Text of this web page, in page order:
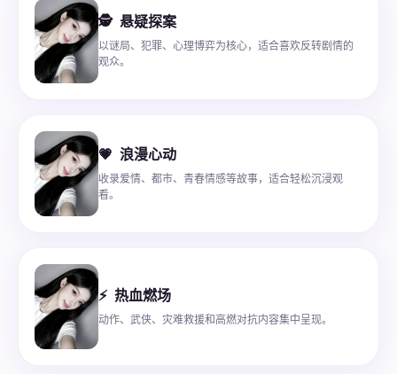
🕵 悬疑探案
以谜局、犯罪、心理博弈为核心，适合喜欢反转剧情的
观众。
💗 浪漫心动
收录爱情、都市、青春情感等故事，适合轻松沉浸观
看。
⚡ 热血燃场
动作、武侠、灾难救援和高燃对抗内容集中呈现。